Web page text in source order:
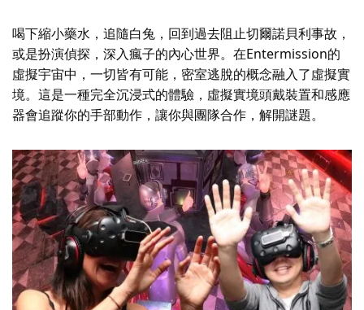
喝下縮小藥水，追隨白兔，回到過去阻止切爾諾貝利事故，
或是扮演偵探，深入瘋子的內心世界。在Entermission的
虛擬宇宙中，一切皆有可能，密室逃脫的概念融入了虛擬實
境。這是一種完全沉浸式的體驗，虛擬實境頭戴裝置和感應
器會追蹤你的手部動作，讓你與團隊合作，解開謎題。